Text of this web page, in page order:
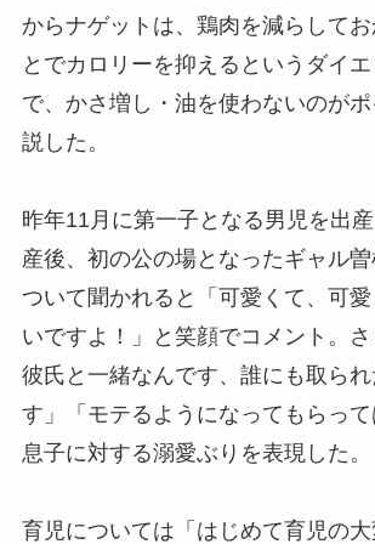
からナゲットは、鶏肉を減らしてお
とでカロリーを抑えるというダイ
で、かさ増し・油を使わないのが
説した。
昨年11月に第一子となる男児を出
産後、初の公の場となったギャル
ついて聞かれると「可愛くて、可
いですよ！」と笑顔でコメント。
彼氏と一緒なんです、誰にも取ら
す」「モテるようになってもらって
息子に対する溺愛ぶりを表現した。
育児については「はじめて育児の大